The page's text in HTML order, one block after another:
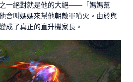
一絕對就是他的大絕——「媽媽幫
會叫媽媽來幫他朝敵軍噴火。由於與
成了真正的直升機家長。